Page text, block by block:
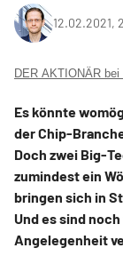
12.02.2021,
DER AKTIONÄR
Es könnte
der Chip-
Doch zwei Big-
zumindest ein
bringen sich in
Und es sind
Angelegenheit